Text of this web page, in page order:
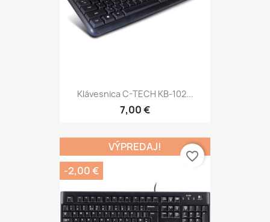
Klávesnica C-TECH KB-102...
7,00 €
VÝPREDAJ!
-2,00 €
favorite_border